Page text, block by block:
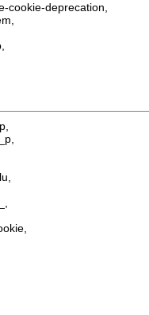
cookie-deprecation,